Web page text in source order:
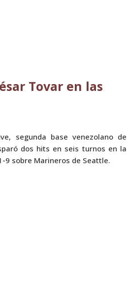
Tovar en las
segunda base venezolano de
dos hits en seis turnos en la
9 sobre Marineros de Seattle.